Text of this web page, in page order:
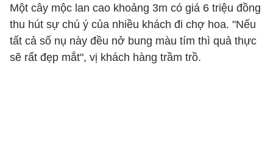
Một cây mộc lan cao khoảng 3m có giá 6 triệu đồng
thu hút sự chú ý của nhiều khách đi chợ hoa. "Nếu
tất cả số nụ này đều nở bung màu tím thì quả thực
sẽ rất đẹp mắt", vị khách hàng trầm trồ.